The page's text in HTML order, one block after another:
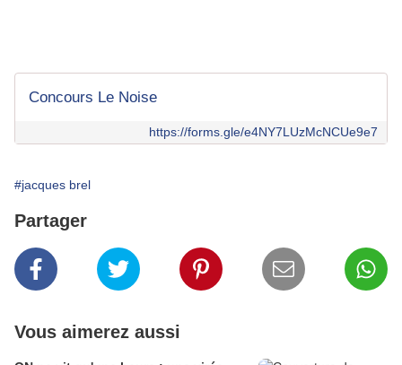
Concours Le Noise
https://forms.gle/e4NY7LUzMcNCUe9e7
#jacques brel
Partager
Vous aimerez aussi